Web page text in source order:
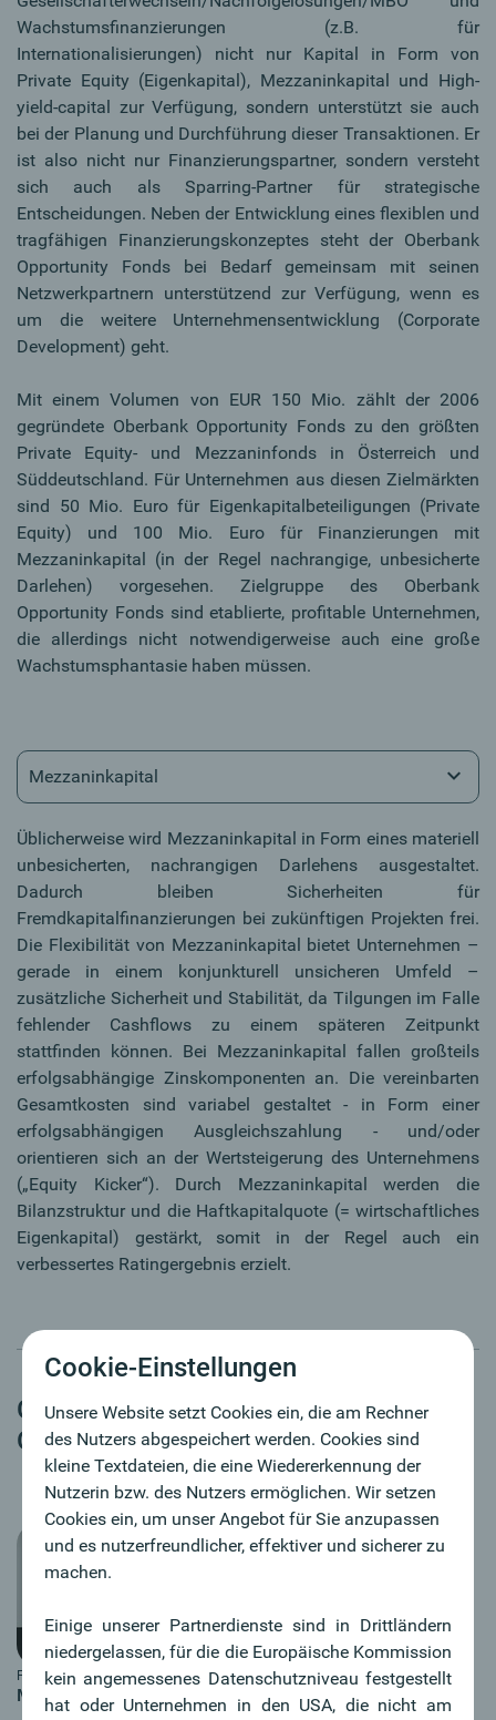
Wachstumsfinanzierungen (z.B. für
Internationalisierungen) nicht nur Kapital in Form von
Private Equity (Eigenkapital), Mezzaninkapital und High-
yield-capital zur Verfügung, sondern unterstützt sie auch
bei der Planung und Durchführung dieser Transaktionen. Er
ist also nicht nur Finanzierungspartner, sondern versteht
sich auch als Sparring-Partner für strategische
Entscheidungen. Neben der Entwicklung eines flexiblen und
tragfähigen Finanzierungskonzeptes steht der Oberbank
Opportunity Fonds bei Bedarf gemeinsam mit seinen
Netzwerkpartnern unterstützend zur Verfügung, wenn es
um die weitere Unternehmensentwicklung (Corporate
Development) geht.
Mit einem Volumen von EUR 150 Mio. zählt der 2006
gegründete Oberbank Opportunity Fonds zu den größten
Private Equity- und Mezzaninfonds in Österreich und
Süddeutschland. Für Unternehmen aus diesen Zielmärkten
sind 50 Mio. Euro für Eigenkapitalbeteiligungen (Private
Equity) und 100 Mio. Euro für Finanzierungen mit
Mezzaninkapital (in der Regel nachrangige, unbesicherte
Darlehen) vorgesehen. Zielgruppe des Oberbank
Opportunity Fonds sind etablierte, profitable Unternehmen,
die allerdings nicht notwendigerweise auch eine große
Wachstumsphantasie haben müssen.
Mezzaninkapital
Üblicherweise wird Mezzaninkapital in Form eines materiell
unbesicherten, nachrangigen Darlehens ausgestaltet.
Dadurch bleiben Sicherheiten für
Fremdkapitalfinanzierungen bei zukünftigen Projekten frei.
Die Flexibilität von Mezzaninkapital bietet Unternehmen –
gerade in einem konjunkturell unsicheren Umfeld –
zusätzliche Sicherheit und Stabilität, da Tilgungen im Falle
fehlender Cashflows zu einem späteren Zeitpunkt
stattfinden können. Bei Mezzaninkapital fallen großteils
erfolgsabhängige Zinskomponenten an. Die vereinbarten
Gesamtkosten sind variabel gestaltet - in Form einer
erfolgsabhängigen Ausgleichszahlung - und/oder
orientieren sich an der Wertsteigerung des Unternehmens
(„Equity Kicker“). Durch Mezzaninkapital werden die
Bilanzstruktur und die Haftkapitalquote (= wirtschaftliches
Eigenkapital) gestärkt, somit in der Regel auch ein
verbessertes Ratingergebnis erzielt.
Geschäftsführung Oberbank
Opportunity Fonds
Foto: Eric Krügl
MMag. Dr. Roland Leitinger, MIM
Cookie-Einstellungen
Unsere Website setzt Cookies ein, die am Rechner
des Nutzers abgespeichert werden. Cookies sind
kleine Textdateien, die eine Wiedererkennung der
Nutzerin bzw. des Nutzers ermöglichen. Wir setzen
Cookies ein, um unser Angebot für Sie anzupassen
und es nutzerfreundlicher, effektiver und sicherer zu
machen.
Einige unserer Partnerdienste sind in Drittländern
niedergelassen, für die die Europäische Kommission
kein angemessenes Datenschutzniveau festgestellt
hat oder Unternehmen in den USA, die nicht am